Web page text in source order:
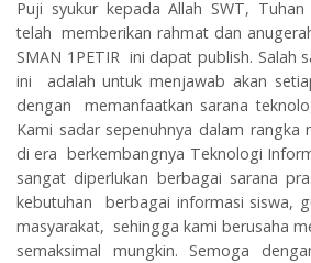
Puji syukur kepada Allah SWT,
telah memberikan rahmat dan
SMAN 1PETIR ini dapat publish. Salah
ini adalah untuk menjawab akan
dengan memanfaatkan sarana
Kami sadar sepenuhnya dalam rangka
di era berkembangnya Teknologi
sangat diperlukan berbagai sarana
kebutuhan berbagai informasi siswa,
masyarakat, sehingga kami berusaha
semaksimal mungkin. Semoga